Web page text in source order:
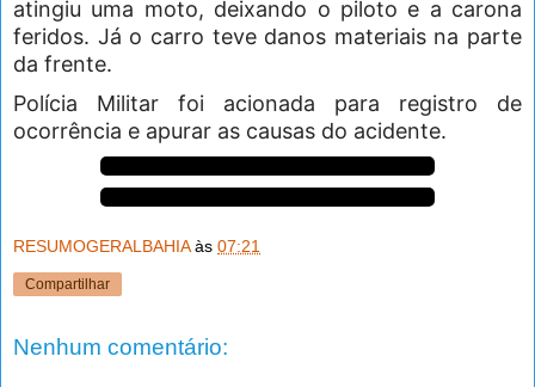
atingiu uma moto, deixando o piloto e a carona
feridos. Já o carro teve danos materiais na parte
da frente.
Polícia Militar foi acionada para registro de
ocorrência e apurar as causas do acidente.
RESUMOGERALBAHIA às 07:21
Compartilhar
Nenhum comentário: